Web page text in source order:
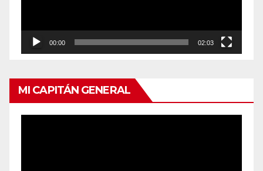
00:00 02:03
MI CAPITÁN GENERAL